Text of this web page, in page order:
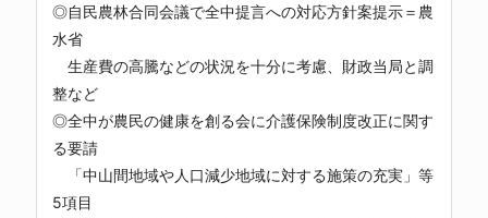
◎自民農林合同会議で全中提言への対応方針案提示＝農
水省
生産費の高騰などの状況を十分に考慮、財政当局と調
整など
◎全中が農民の健康を創る会に介護保険制度改正に関す
る要請
「中山間地域や人口減少地域に対する施策の充実」等
5項目